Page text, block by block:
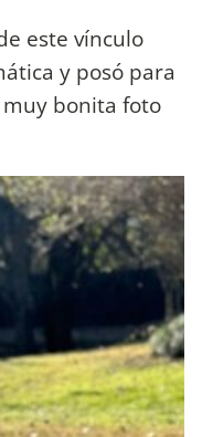
este vínculo
y posó para
bonita foto